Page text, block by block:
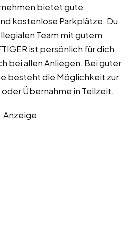
bietet gute
kostenlose Parkplätze. Du
Team mit gutem
ist persönlich für dich
bei allen Anliegen. Bei guter
besteht die Möglichkeit zur
Übernahme in Teilzeit.
Anzeige